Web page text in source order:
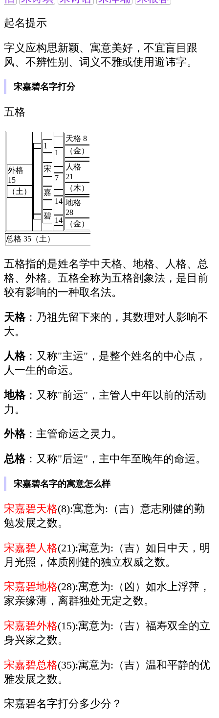
起名提示
字义应构思新颖、寓意美好，不宜盲目跟
风、不辨性别、词义不雅或使用避讳字。
宋嘉碧名字打分
五格
外格
15
（土）
1
宋
嘉
碧
1
7
14
14
天格 8
（金）
人格
21
（木）
地格
28
（金）
总格 35（土）
五格指的是姓名学中天格、地格、人格、总
格、外格。五格全称为五格剖象法，是目前
较有影响的一种取名法。
天格：乃祖先留下来的，其数理对人影响不
大。
人格：又称"主运"，是整个姓名的中心点，
人一生的命运。
地格：又称"前运"，主管人中年以前的活动
力。
外格：主管命运之灵力。
总格：又称"后运"，主中年至晚年的命运。
宋嘉碧名字的寓意怎么样
宋嘉碧天格(8):寓意为:（吉）意志刚健的勤
勉发展之数。
宋嘉碧人格(21):寓意为:（吉）如日中天，明
月光照，体质刚健的独立权威之数。
宋嘉碧地格(28):寓意为:（凶）如水上浮萍，
家亲缘薄，离群独处无定之数。
宋嘉碧外格(15):寓意为:（吉）福寿双全的立
身兴家之数。
宋嘉碧总格(35):寓意为:（吉）温和平静的优
雅发展之数。
宋嘉碧名字打分多少分？